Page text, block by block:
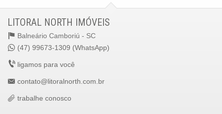
LITORAL NORTH IMÓVEIS
Balneário Camboriú - SC
(47) 99673-1309 (WhatsApp)
ligamos para você
contato@litoralnorth.com.br
trabalhe conosco